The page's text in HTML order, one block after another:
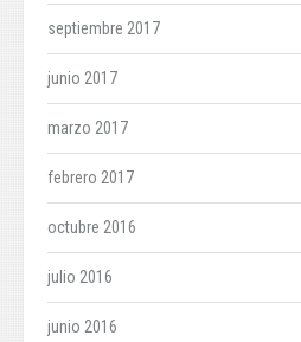
septiembre 2017
junio 2017
marzo 2017
febrero 2017
octubre 2016
julio 2016
junio 2016